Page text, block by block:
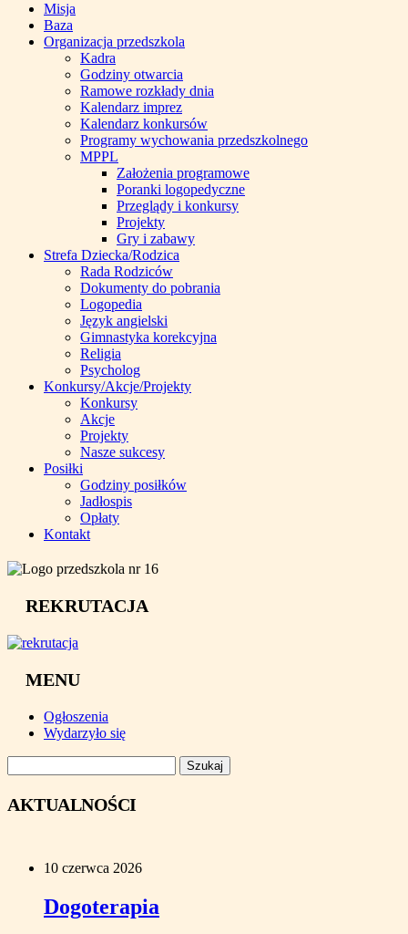
Misja
Baza
Organizacja przedszkola
Kadra
Godziny otwarcia
Ramowe rozkłady dnia
Kalendarz imprez
Kalendarz konkursów
Programy wychowania przedszkolnego
MPPL
Założenia programowe
Poranki logopedyczne
Przeglądy i konkursy
Projekty
Gry i zabawy
Strefa Dziecka/Rodzica
Rada Rodziców
Dokumenty do pobrania
Logopedia
Język angielski
Gimnastyka korekcyjna
Religia
Psycholog
Konkursy/Akcje/Projekty
Konkursy
Akcje
Projekty
Nasze sukcesy
Posiłki
Godziny posiłków
Jadłospis
Opłaty
Kontakt
REKRUTACJA
MENU
Ogłoszenia
Wydarzyło się
AKTUALNOŚCI
10 czerwca 2026
Dogoterapia